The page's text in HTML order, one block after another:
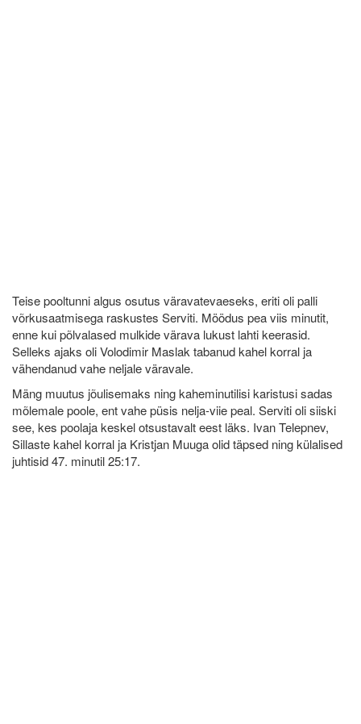
Teise pooltunni algus osutus väravatevaeseks, eriti oli palli
võrkusaatmisega raskustes Serviti. Möödus pea viis minutit,
enne kui põlvalased mulkide värava lukust lahti keerasid.
Selleks ajaks oli Volodimir Maslak tabanud kahel korral ja
vähendanud vahe neljale väravale.
Mäng muutus jõulisemaks ning kaheminutilisi karistusi sadas
mõlemale poole, ent vahe püsis nelja-viie peal. Serviti oli siiski
see, kes poolaja keskel otsustavalt eest läks. Ivan Telepnev,
Sillaste kahel korral ja Kristjan Muuga olid täpsed ning külalised
juhtisid 47. minutil 25:17.